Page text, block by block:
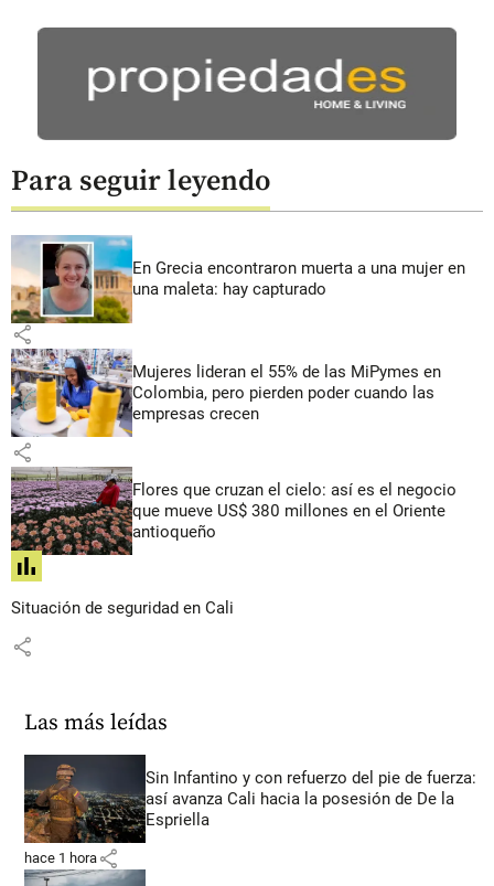
Para seguir leyendo
En Grecia encontraron muerta a una mujer en
una maleta: hay capturado
share
Mujeres lideran el 55% de las MiPymes en
Colombia, pero pierden poder cuando las
empresas crecen
share
Flores que cruzan el cielo: así es el negocio
que mueve US$ 380 millones en el Oriente
antioqueño
share
Situación de seguridad en Cali
share
Las más leídas
Sin Infantino y con refuerzo del pie de fuerza:
así avanza Cali hacia la posesión de De la
Espriella
hace 1 hora share